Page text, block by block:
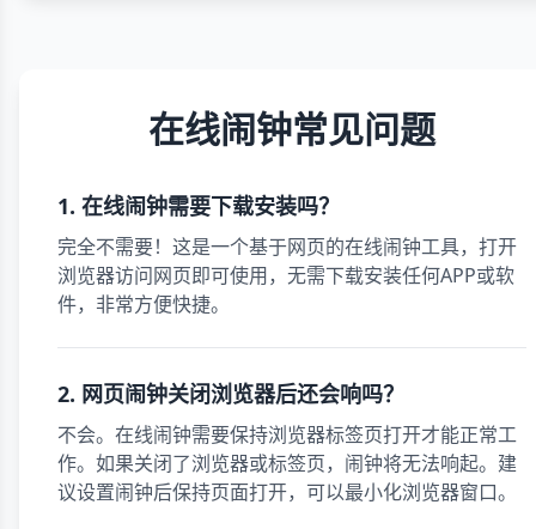
在线闹钟常见问题
1. 在线闹钟需要下载安装吗？
完全不需要！这是一个基于网页的在线闹钟工具，打开
浏览器访问网页即可使用，无需下载安装任何APP或软
件，非常方便快捷。
2. 网页闹钟关闭浏览器后还会响吗？
不会。在线闹钟需要保持浏览器标签页打开才能正常工
作。如果关闭了浏览器或标签页，闹钟将无法响起。建
议设置闹钟后保持页面打开，可以最小化浏览器窗口。